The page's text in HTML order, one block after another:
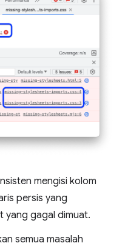
mengisi kolom
persis yang
yang gagal dimuat.
semua masalah